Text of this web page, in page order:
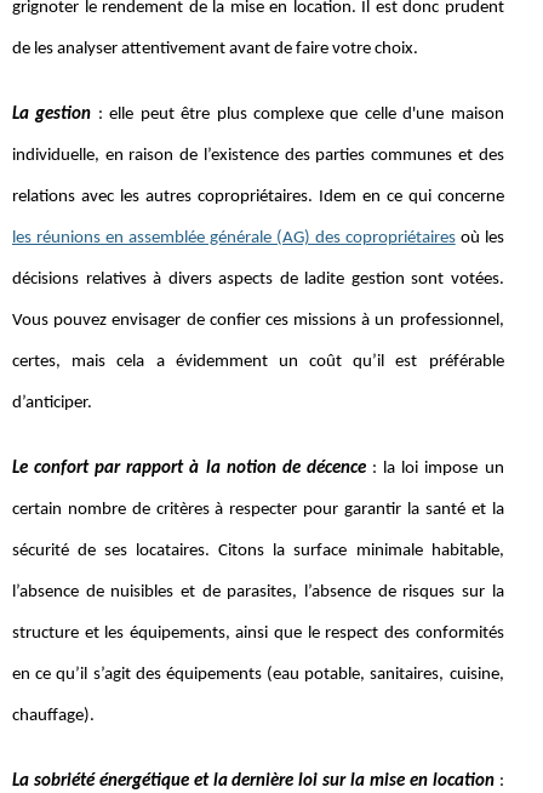
grignoter le rendement de la mise en location. Il est donc prudent
de les analyser attentivement avant de faire votre choix.
La gestion : elle peut être plus complexe que celle d'une maison
individuelle, en raison de l’existence des parties communes et des
relations avec les autres copropriétaires. Idem en ce qui concerne
les réunions en assemblée générale (AG) des copropriétairesoù les
décisions relatives à divers aspects de ladite gestion sont votées.
Vous pouvez envisager de confier ces missions à un professionnel,
certes, mais cela a évidemment un coût qu’il est préférable
d’anticiper.
Le confort par rapport à la notion de décence: la loi impose un
certain nombre de critères à respecter pour garantir la santé et la
sécurité de ses locataires. Citons la surface minimale habitable,
l’absence de nuisibles et de parasites, l’absence de risques sur la
structure et les équipements, ainsi que le respect des conformités
en ce qu’il s’agit des équipements (eau potable, sanitaires, cuisine,
chauffage).
La sobriété énergétique et la dernière loi sur la mise en location: